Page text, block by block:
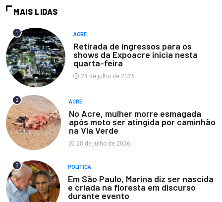
MAIS LIDAS
1 ACRE
Retirada de ingressos para os
shows da Expoacre inicia nesta
quarta-feira
28 de julho de 2026
2 ACRE
No Acre, mulher morre esmagada
após moto ser atingida por caminhão
na Via Verde
28 de julho de 2026
3 POLÍTICA
Em São Paulo, Marina diz ser nascida
e criada na floresta em discurso
durante evento